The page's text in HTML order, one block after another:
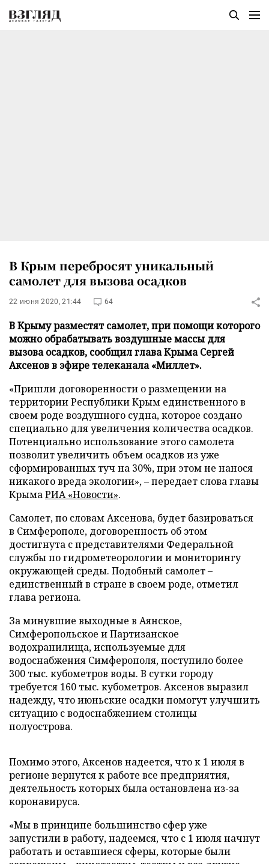
В Крым перебросят уникальный
самолет для вызова осадков
22 июня 2020, 21:44 64
В Крыму разместят самолет, при помощи которого
можно обрабатывать воздушные массы для
вызова осадков, сообщил глава Крыма Сергей
Аксенов в эфире телеканала «Миллет».
«Пришли договоренности о размещении на
территории Республики Крым единственного в
своем роде воздушного судна, которое создано
специально для увеличения количества осадков.
Потенциально использование этого самолета
позволит увеличить объем осадков из уже
сформированных туч на 30%, при этом не нанося
никакого вреда экологии», – передает слова главы
КрымаРИА «Новости».
Самолет, по словам Аксенова, будет базироваться
в Симферополе, договоренность об этом
достигнута с представителями Федеральной
службы по гидрометеорологии и мониторингу
окружающей среды. Подобный самолет –
единственный в стране в своем роде, отметил
глава региона.
За минувшие выходные в Аянское,
Симферопольское и Партизанское
водохранилища, используемые для
водоснабжения Симферополя, поступило более
300 тыс. кубометров воды. В сутки городу
требуется 160 тыс. кубометров. Аксенов выразил
надежду, что июньские осадки помогут улучшить
ситуацию с водоснабжением столицы
полуострова.
Помимо этого, Аксенов надеется, что к 1 июля в
регионе вернутся к работе все предприятия,
деятельность которых была остановлена из-за
коронавируса.
«Мы в принципе большинство сфер уже
запустили в работу, надеемся, что с 1 июля начнут
работать и оставшиеся сферы, которые были